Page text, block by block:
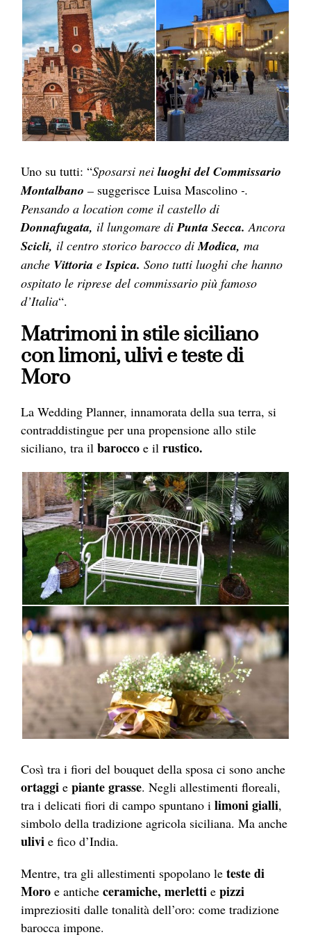
Uno su tutti: “Sposarsi nei luoghi del Commissario
Montalbano – suggerisce Luisa Mascolino -.
Pensando a location come il castello di
Donnafugata, il lungomare diPunta Secca. Ancora
Scicli, il centro storico barocco diModica, ma
anche Vittoria eIspica. Sono tutti luoghi che hanno
ospitato le riprese del commissario più famoso
d’Italia“.
Matrimoni in stile siciliano
con limoni, ulivi e teste di
Moro
La Wedding Planner, innamorata della sua terra, si
contraddistingue per una propensione allo stile
siciliano, tra il barocco e il rustico.
Così tra i fiori del bouquet della sposa ci sono anche
ortaggi e piante grasse. Negli allestimenti floreali,
tra i delicati fiori di campo spuntano i limoni gialli,
simbolo della tradizione agricola siciliana. Ma anche
ulivi e fico d’India.
Mentre, tra gli allestimenti spopolano le teste di
Moro e antiche ceramiche, merletti e pizzi
impreziositi dalle tonalità dell’oro: come tradizione
barocca impone.